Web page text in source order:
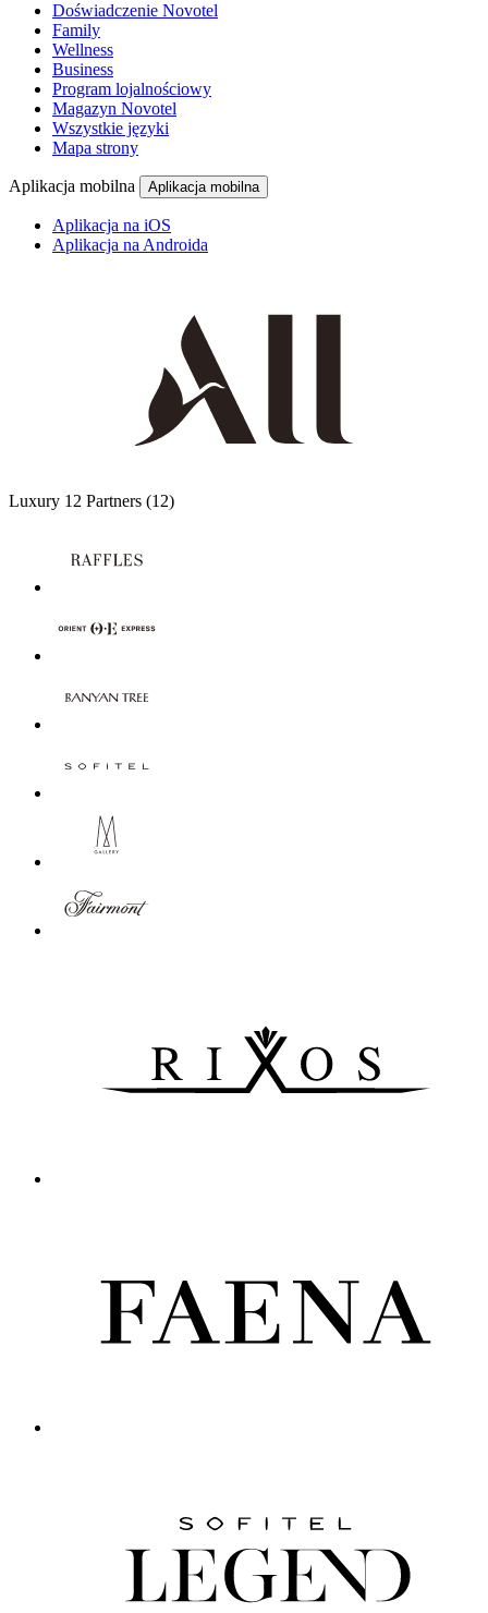
Doświadczenie Novotel
Family
Wellness
Business
Program lojalnościowy
Magazyn Novotel
Wszystkie języki
Mapa strony
Aplikacja mobilna Aplikacja mobilna
Aplikacja na iOS
Aplikacja na Androida
Luxury 12 Partners (12)